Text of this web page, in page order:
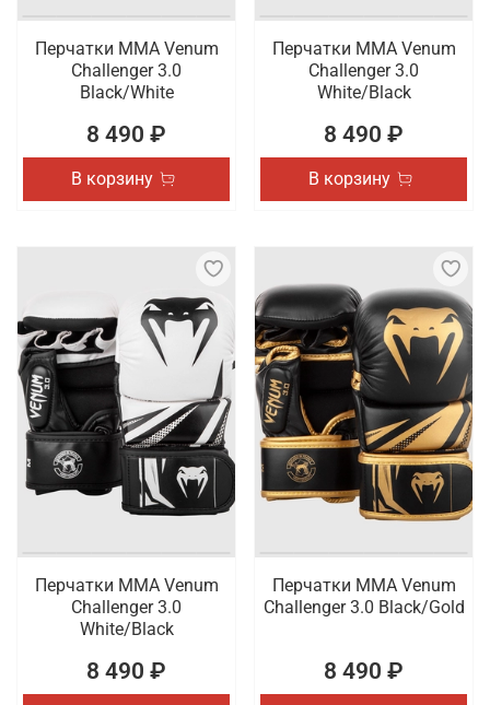
Перчатки ММА Venum
Challenger 3.0
Black/White
8 490 ₽
В корзину
Перчатки ММА Venum
Challenger 3.0
White/Black
8 490 ₽
В корзину
Перчатки ММА Venum
Challenger 3.0
White/Black
8 490 ₽
Перчатки ММА Venum
Challenger 3.0 Black/Gold
8 490 ₽